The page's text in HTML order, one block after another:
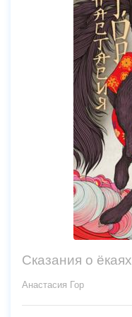
Сказания о ёкаях
Анастасия Гор